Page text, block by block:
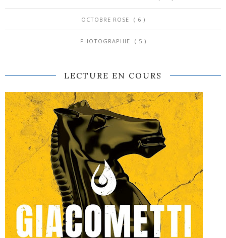
OCTOBRE ROSE ( 6 )
PHOTOGRAPHIE ( 5 )
LECTURE EN COURS